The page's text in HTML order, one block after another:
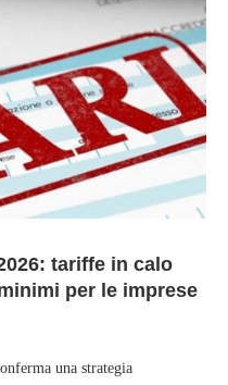
tariffe in calo
per le imprese
una strategia